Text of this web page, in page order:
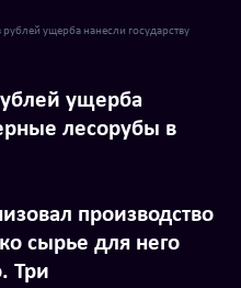
ущерба нанесли государству
ущерба
лесорубы в
производство
сырье для него
Три